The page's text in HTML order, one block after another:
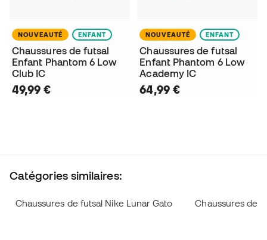
NOUVEAUTÉ ENFANT
Chaussures de futsal
Enfant Phantom 6 Low
Club IC
49,99 €
NOUVEAUTÉ ENFANT
Chaussures de futsal
Enfant Phantom 6 Low
Academy IC
64,99 €
Catégories similaires:
Chaussures de futsal Nike Lunar Gato Chaussures de